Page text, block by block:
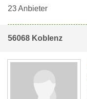
23Anbieter
56068 Koblenz